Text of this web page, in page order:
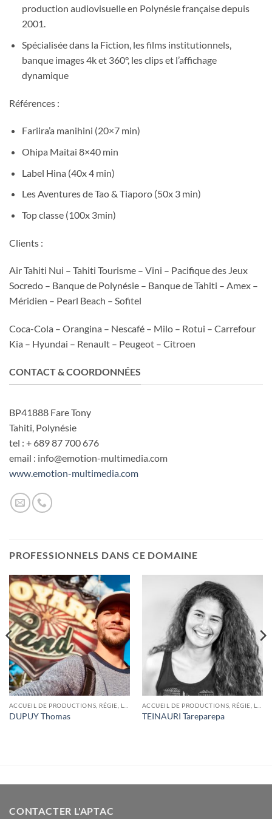
production audiovisuelle en Polynésie française depuis
2001.
Spécialisée dans la Fiction, les films institutionnels,
banque images 4k et 360°, les clips et l’affichage
dynamique
Références :
Fariira’a manihini (20×7 min)
Ohipa Maitai 8×40 min
Label Hina (40x 4 min)
Les Aventures de Tao & Tiaporo (50x 3 min)
Top classe (100x 3min)
Clients :
Air Tahiti Nui – Tahiti Tourisme – Vini – Pacifique des Jeux
Socredo – Banque de Polynésie – Banque de Tahiti – Amex –
Méridien – Pearl Beach – Sofitel
Coca-Cola – Orangina – Nescafé – Milo – Rotui – Carrefour
Kia – Hyundai – Renault – Peugeot – Citroen
CONTACT & COORDONNÉES
BP41888 Fare Tony
Tahiti, Polynésie
tel : + 689 87 700 676
email : info@emotion-multimedia.com
www.emotion-multimedia.com
PROFESSIONNELS DANS CE DOMAINE
ACCUEIL DE PRODUCTIONS, RÉGIE, LOGISTIQUE
DUPUY Thomas
ACCUEIL DE PRODUCTIONS, RÉGIE, LOGISTIQUE
TEINAURI Tareparepa
CONTACTER L'APTAC